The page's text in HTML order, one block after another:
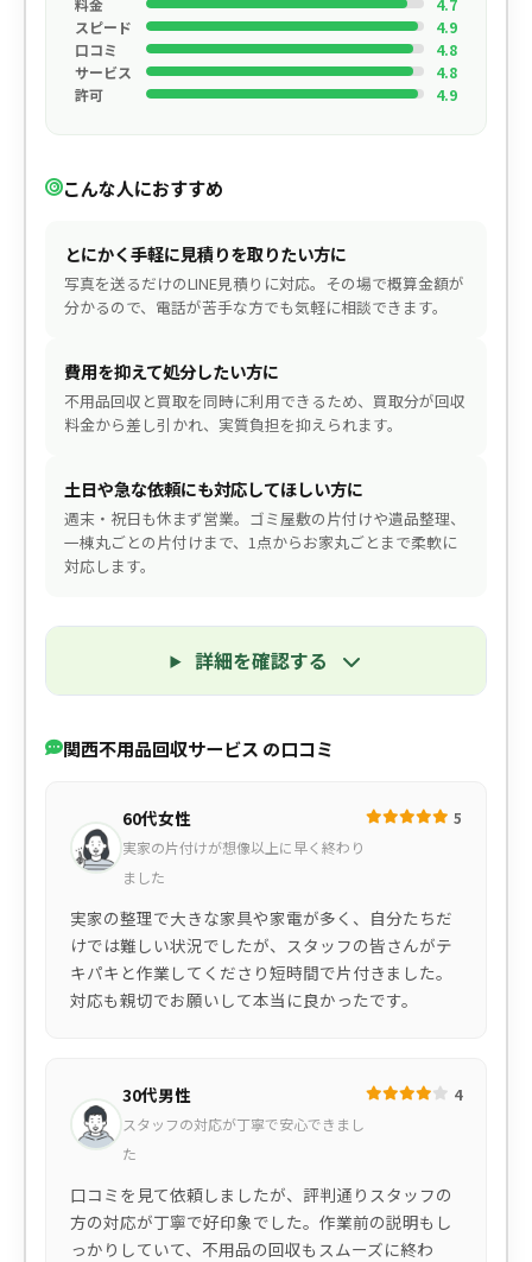
料金
4.7
スピード
4.9
口コミ
4.8
サービス
4.8
許可
4.9
こんな人におすすめ
とにかく手軽に見積りを取りたい方に
写真を送るだけのLINE見積りに対応。その場で概算金額が
分かるので、電話が苦手な方でも気軽に相談できます。
費用を抑えて処分したい方に
不用品回収と買取を同時に利用できるため、買取分が回収
料金から差し引かれ、実質負担を抑えられます。
土日や急な依頼にも対応してほしい方に
週末・祝日も休まず営業。ゴミ屋敷の片付けや遺品整理、
一棟丸ごとの片付けまで、1点からお家丸ごとまで柔軟に
対応します。
詳細を確認する
関西不用品回収サービス の口コミ
60代女性
実家の片付けが想像以上に早く終わり
ました
5
実家の整理で大きな家具や家電が多く、自分たちだ
けでは難しい状況でしたが、スタッフの皆さんがテ
キパキと作業してくださり短時間で片付きました。
対応も親切でお願いして本当に良かったです。
30代男性
スタッフの対応が丁寧で安心できまし
た
4
口コミを見て依頼しましたが、評判通りスタッフの
方の対応が丁寧で好印象でした。作業前の説明もし
っかりしていて、不用品の回収もスムーズに終わ